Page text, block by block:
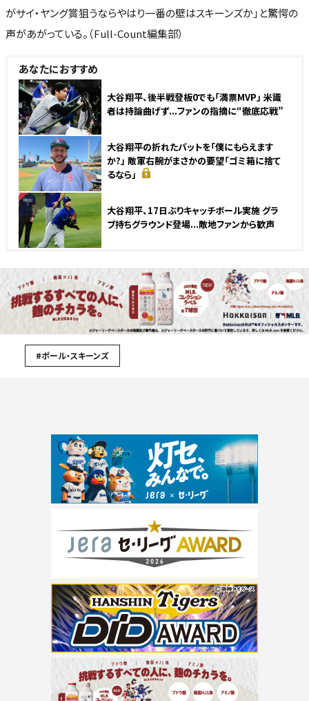
がサイ・ヤング賞狙うならやはり一番の壁はスキーンズか」と驚愕の
声があがっている。（Full-Count編集部）
あなたにおすすめ
大谷翔平、後半戦登板0でも「満票MVP」 米識
者は持論曲げず...ファンの指摘に“徹底応戦”
大谷翔平の折れたバットを「僕にもらえます
か?」 敵軍右腕がまさかの要望「ゴミ箱に捨て
るなら」
NEW
大谷翔平、17日ぶりキャッチボール実施 グラ
ブ持ちグラウンド登場...敵地ファンから歓声
#ポール・スキーンズ